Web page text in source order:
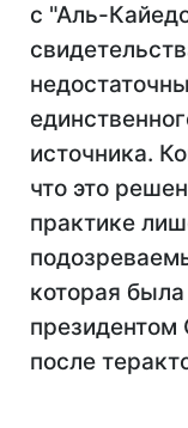
с "Аль-
источника.
что это
практике
которая
после